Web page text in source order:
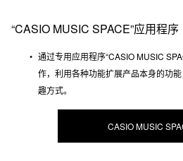
“CASIO MUSIC SPACE”应用程序
通过专用应用程序“CASIO MUSIC
作，利用各种功能扩展产品本身的功
趣方式。
CASIO MUSIC